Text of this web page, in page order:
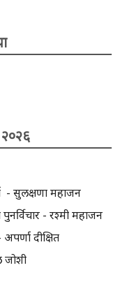
- सुलक्षणा महाजन
- रश्मी महाजन
दीक्षित
जोशी